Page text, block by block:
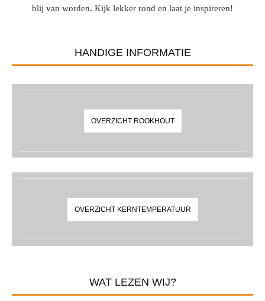
blij van worden. Kijk lekker rond en laat je inspireren!
HANDIGE INFORMATIE
OVERZICHT ROOKHOUT
OVERZICHT KERNTEMPERATUUR
WAT LEZEN WIJ?